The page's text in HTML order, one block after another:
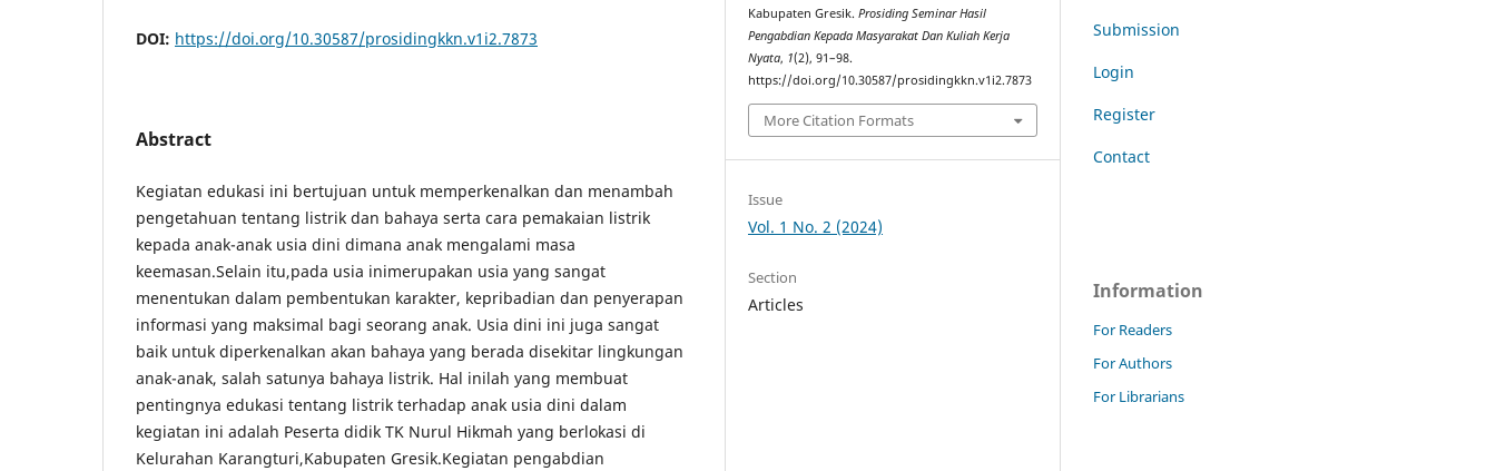
DOI: https://doi.org/10.30587/prosidingkkn.v1i2.7873
Abstract
Kegiatan edukasi ini bertujuan untuk memperkenalkan dan menambah
pengetahuan tentang listrik dan bahaya serta cara pemakaian listrik
kepada anak-anak usia dini dimana anak mengalami masa
keemasan.Selain itu,pada usia inimerupakan usia yang sangat
menentukan dalam pembentukan karakter, kepribadian dan penyerapan
informasi yang maksimal bagi seorang anak. Usia dini ini juga sangat
baik untuk diperkenalkan akan bahaya yang berada disekitar lingkungan
anak-anak, salah satunya bahaya listrik. Hal inilah yang membuat
pentingnya edukasi tentang listrik terhadap anak usia dini dalam
kegiatan ini adalah Peserta didik TK Nurul Hikmah yang berlokasi di
Kelurahan Karangturi,Kabupaten Gresik.Kegiatan pengabdian
Kabupaten Gresik.Prosiding Seminar Hasil
Pengabdian Kepada Masyarakat Dan Kuliah Kerja
Nyata, 1(2), 91–98.
https://doi.org/10.30587/prosidingkkn.v1i2.7873
More Citation Formats
Issue
Vol. 1 No. 2 (2024)
Section
Articles
Submission
Login
Register
Contact
Information
For Readers
For Authors
For Librarians